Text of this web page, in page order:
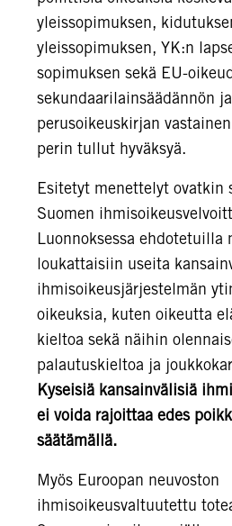
yleissopimuksen,
yleissopimuksen, YK:n
sopimuksen sekä EU-
sekundaarilainsäädännön
perusoikeuskirjan
perin tullut hyväksyä.
Esitetyt menettelyt ovatkin
Suomen
Luonnoksessa ehdotetuilla
loukattaisiin useita
ihmisoikeusjärjestelmän
oikeuksia, kuten oikeutta
kieltoa sekä näihin
palautuskieltoa ja
Kyseisiä kansainvälisiä
ei voida rajoittaa edes
säätämällä.
Myös Euroopan neuvoston
ihmisoikeusvaltuutettu